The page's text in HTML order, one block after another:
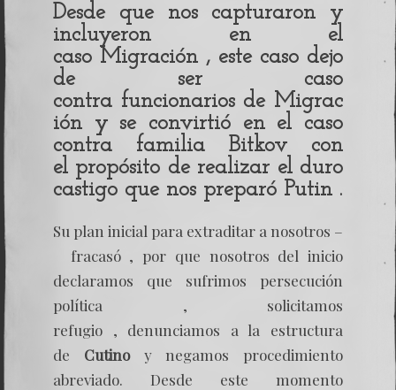
Desde que nos capturaron y
incluyeron en el
caso Migración , este caso dejo
de ser caso
contra funcionarios de Migrac
ión y se convirtió en el caso
contra familia Bitkov con
el propósito de realizar el duro
castigo que nos preparó Putin .
Su plan inicial para extraditar a nosotros –
fracasó , por que nosotros del inicio
declaramos que sufrimos persecución
política , solicitamos
refugio , denunciamos a la estructura
de Cutinoy negamos procedimiento
abreviado. Desde este momento